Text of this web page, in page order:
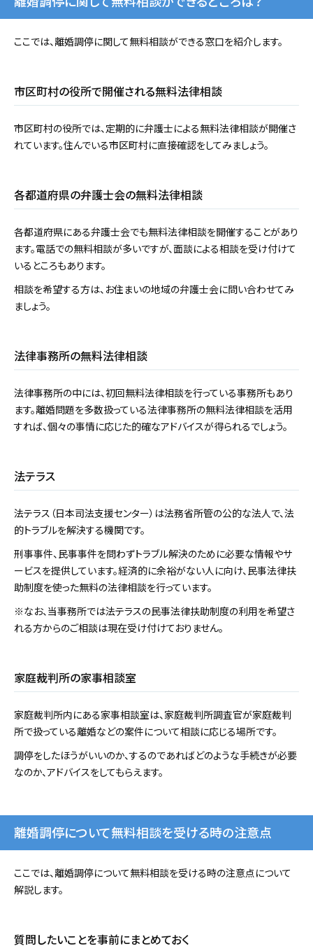
ここでは、離婚調停に関して無料相談ができる窓口を紹介します。
市区町村の役所で開催される無料法律相談
市区町村の役所では、定期的に弁護士による無料法律相談が開催さ
れています。住んでいる市区町村に直接確認をしてみましょう。
各都道府県の弁護士会の無料法律相談
各都道府県にある弁護士会でも無料法律相談を開催することがあり
ます。電話での無料相談が多いですが、面談による相談を受け付けて
いるところもあります。
相談を希望する方は、お住まいの地域の弁護士会に問い合わせてみ
ましょう。
法律事務所の無料法律相談
法律事務所の中には、初回無料法律相談を行っている事務所もあり
ます。離婚問題を多数扱っている法律事務所の無料法律相談を活用
すれば、個々の事情に応じた的確なアドバイスが得られるでしょう。
法テラス
法テラス（日本司法支援センター）は法務省所管の公的な法人で、法
的トラブルを解決する機関です。
刑事事件、民事事件を問わずトラブル解決のために必要な情報やサ
ービスを提供しています。経済的に余裕がない人に向け、民事法律扶
助制度を使った無料の法律相談を行っています。
※なお、当事務所では法テラスの民事法律扶助制度の利用を希望さ
れる方からのご相談は現在受け付けておりません。
家庭裁判所の家事相談室
家庭裁判所内にある家事相談室は、家庭裁判所調査官が家庭裁判
所で扱っている離婚などの案件について相談に応じる場所です。
調停をしたほうがいいのか、するのであればどのような手続きが必要
なのか、アドバイスをしてもらえます。
離婚調停について無料相談を受ける時の注意点
ここでは、離婚調停について無料相談を受ける時の注意点について
解説します。
質問したいことを事前にまとめておく